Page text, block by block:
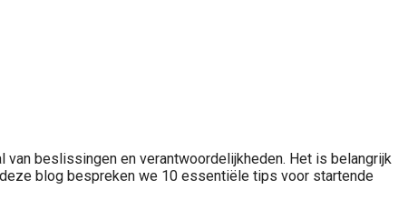
beslissingen en verantwoordelijkheden. Het is belangrijk
blog bespreken we 10 essentiële tips voor startende